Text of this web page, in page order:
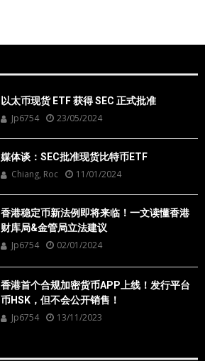
以太币现货 ETF 获得 SEC 正式批准
Jp6754 23/05/2024
媒体谈：SEC批准现货比特币ETF
Chiang, Roc 11/01/2024
香港稳定币新法例即将来临！一文读懂香港
财库局&金管局立法建议
Jp6754 02/01/2024
香港首个合规加密货币APP上线！发行平台
币HSK，但不会公开销售！
Jp6754 13/11/2023